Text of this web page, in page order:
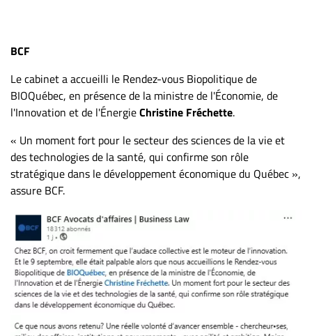
BCF
Le cabinet a accueilli le Rendez-vous Biopolitique de
BIOQuébec, en présence de la ministre de l'Économie, de
l'Innovation et de l'ÉnergieChristine Fréchette.
« Un moment fort pour le secteur des sciences de la vie et
des technologies de la santé, qui confirme son rôle
stratégique dans le développement économique du Québec »,
assure BCF.